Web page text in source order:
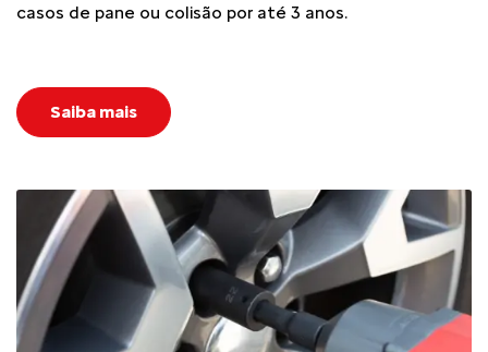
casos de pane ou colisão por até 3 anos.
Saiba mais